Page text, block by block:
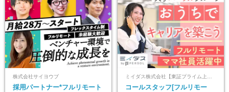
株式会社サイヨウブ
採用パートナー*フルリモート
コールスタッフ[フルリモー